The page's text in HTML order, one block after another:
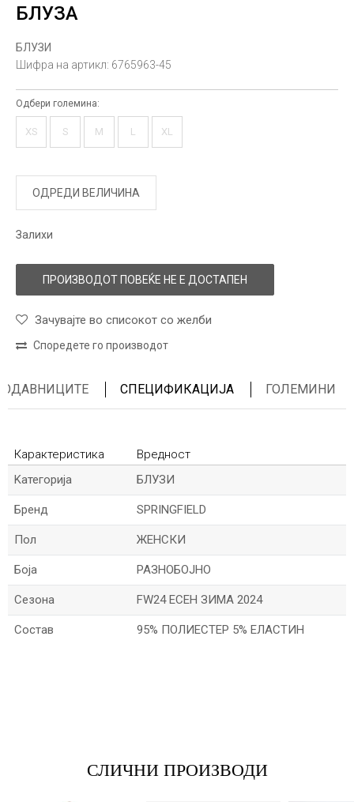
БЛУЗА
БЛУЗИ
Шифра на артикл: 6765963-45
Одбери големина:
XS S M L XL
ОДРЕДИ ВЕЛИЧИНА
Залихи
ПРОИЗВОДОТ ПОВЕЌЕ НЕ Е ДОСТАПЕН
Зачувајте во списокот со желби
Споредете го производот
СПЕЦИФИКАЦИЈА ГОЛЕМИНИ
Карактеристика
Вредност
Kатегорија
БЛУЗИ
Бренд SPRINGFIELD
Пол ЖЕНСКИ
Боја РАЗНОБОЈНО
Сезона FW24 ЕСЕН ЗИМА 2024
Состав 95% ПОЛИЕСТЕР 5% ЕЛАСТИН
СЛИЧНИ ПРОИЗВОДИ